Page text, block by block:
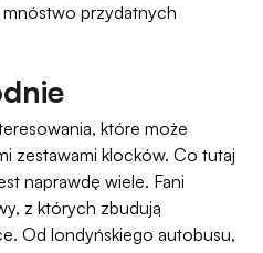
przydatnych
które może
zestawami klocków. Co tutaj
naprawdę wiele. Fani
z których zbudują
Od londyńskiego autobusu,